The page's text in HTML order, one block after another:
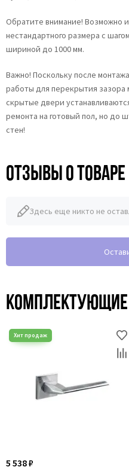
Обратите внимание! Возможно
нестандартного размера с
шириной до 1000 мм.
Важно! Поскольку после
работы для перекрытия
скрытые двери
ремонта на готовый пол, но до
стен!
Отзывы о товаре
Здесь еще никто не
Комплектующие
5 538 ₽